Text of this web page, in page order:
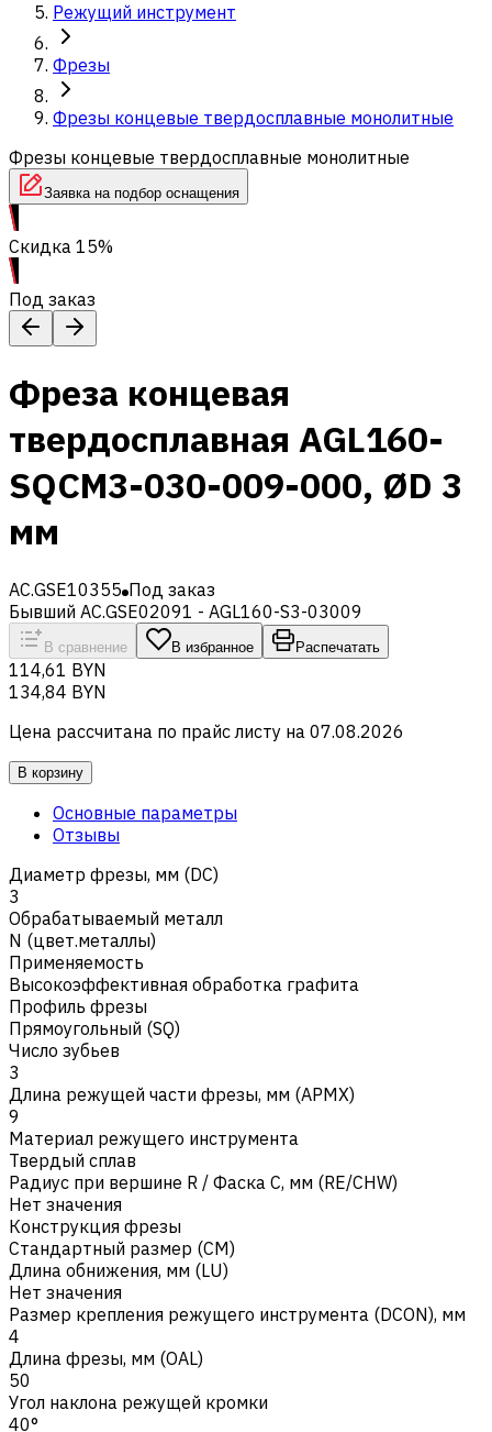
Режущий инструмент
Фрезы
Фрезы концевые твердосплавные монолитные
Фрезы концевые твердосплавные монолитные
Заявка на подбор оснащения
Скидка 15%
Под заказ
Фреза концевая
твердосплавная AGL160-
SQCM3-030-009-000, ØD 3
мм
AC.GSE10355 Под заказ
Бывший AC.GSE02091 - AGL160-S3-03009
В сравнение В избранное Распечатать
114,61 BYN
134,84 BYN
Цена рассчитана по прайс листу на 07.08.2026
В корзину
Основные параметры
Отзывы
Диаметр фрезы, мм (DC)
3
Обрабатываемый металл
N (цвет.металлы)
Применяемость
Высокоэффективная обработка графита
Профиль фрезы
Прямоугольный (SQ)
Число зубьев
3
Длина режущей части фрезы, мм (APMX)
9
Материал режущего инструмента
Твердый сплав
Радиус при вершине R / Фаска C, мм (RE/CHW)
Нет значения
Конструкция фрезы
Стандартный размер (CM)
Длина обнижения, мм (LU)
Нет значения
Размер крепления режущего инструмента (DCON), мм
4
Длина фрезы, мм (OAL)
50
Угол наклона режущей кромки
40°